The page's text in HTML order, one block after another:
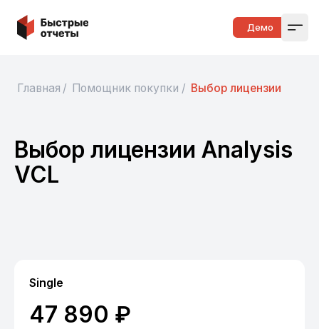
Быстрые отчеты Демо
Главная / Помощник покупки / Выбор лицензии
Выбор лицензии Analysis
VCL
Single
47 890 ₽